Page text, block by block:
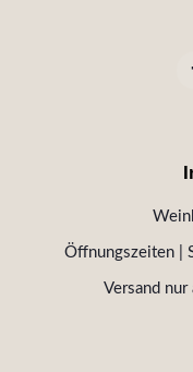
Öffnungszeiten |
Versand nur